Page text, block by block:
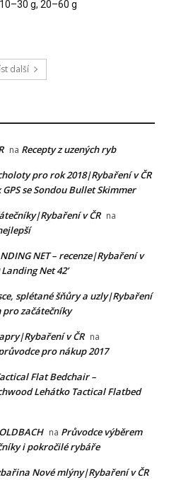
g, 20–60 g
další
na Recepty z uzených ryb
pro rok 2018|Rybaření v ČR
se Sondou Bullet Skimmer
v ČR na
NET – recenze|Rybaření v
Net 42’
splétané šňůry a uzly|Rybaření
začátečníky
v ČR na
pro nákup 2017
Flat Bedchair –
Lehátko Tactical Flatbed
na Průvodce výběrem
i pokročilé rybáře
Nové mlýny|Rybaření v ČR